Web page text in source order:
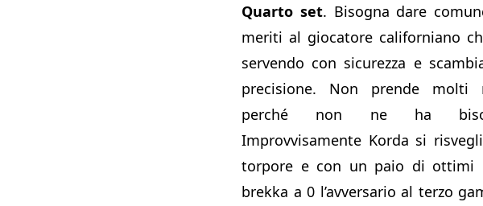
Quarto set. Bisogna dare
meriti al giocatore californiano
servendo con sicurezza e
precisione. Non prende molti
perché non ne ha
Improvvisamente Korda si
torpore e con un paio di ottimi
brekka a 0 l’avversario al terzo